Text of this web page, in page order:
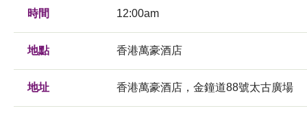
時間 12:00am
地點 香港萬豪酒店
地址 香港萬豪酒店，金鐘道88號太古廣場